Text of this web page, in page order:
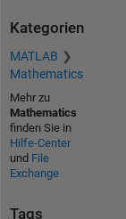
Kategorien
MATLAB
Mathematics
Mehr zu
Mathematics
finden Sie in
Hilfe-Center
und File
Exchange
Tags